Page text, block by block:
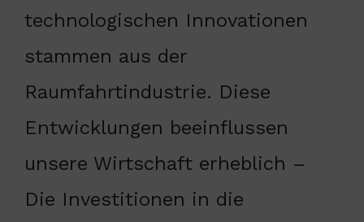
technologischen Innovationen
stammen aus der
Raumfahrtindustrie. Diese
Entwicklungen beeinflussen
unsere Wirtschaft erheblich –
Die Investitionen in die